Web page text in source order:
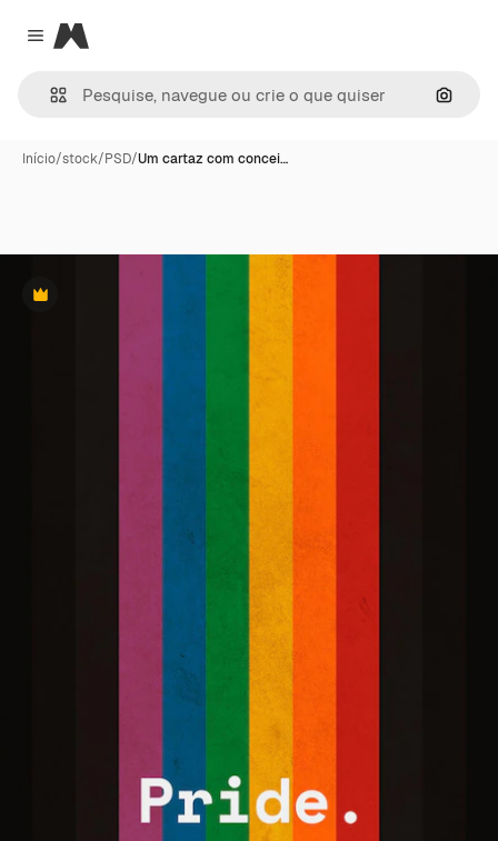
Close menu
Magnific
Início/stock/PSD/Um cartaz com concei…
Premium